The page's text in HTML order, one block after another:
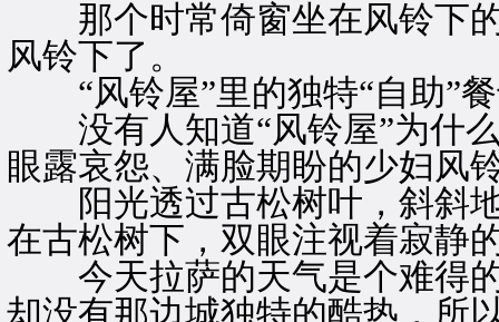
那个时常倚窗坐在风铃下的
风铃下了。
“风铃屋”里的独特“自助”餐
没有人知道“风铃屋”为什么
眼露哀怨、满脸期盼的少妇风
阳光透过古松树叶，斜斜地
在古松树下，双眼注视着寂静
今天拉萨的天气是个难得的
却没有那边城独特的酷热，所